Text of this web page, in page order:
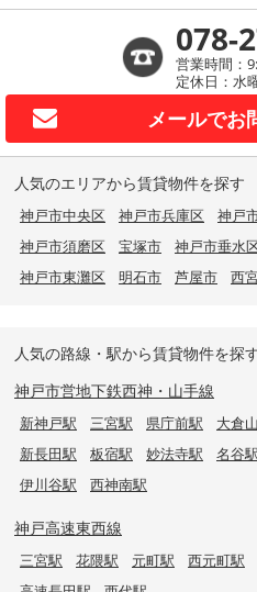
078-
営業時間：
定休日：水
メールでお
人気のエリアから賃貸物件を探す
神戸市中央区 神戸市兵庫区 神戸
神戸市須磨区
宝塚市 神戸市垂水
神戸市東灘区
明石市 芦屋市 西
人気の路線・駅から賃貸物件を探
神戸市営地下鉄西神・山手線
新神戸駅 三宮駅 県庁前駅 大倉
新長田駅
板宿駅 妙法寺駅 名谷駅
伊川谷駅
西神南駅
神戸高速東西線
三宮駅 花隈駅 元町駅 西元町駅